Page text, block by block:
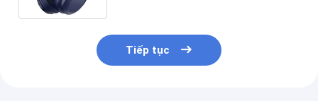
Tiếp tục